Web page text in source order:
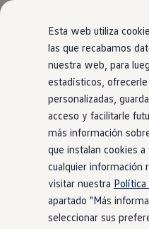
Esta web utiliza
las que recabamos
nuestra web, para
estadísticos,
personalizadas,
acceso y facilitarle
más información
que instalan cookies
cualquier información
visitar nuestra Política
apartado "Más
seleccionar sus
Ir
directamente
al contenido
Ir
directamente
al pie de
página
Nueva Caddy
Nueva Caddy
Nueva Caddy
Nueva California
Configura tu
Volkswagen de
Ofertas y promociones
Vehículos de
Renueva tu
Financiación
Concursos
Movilidad Eléctrica
Vehículos
Vehículos
Clientes
Actualiza tu
Vista general Acabados
Modelos
Modificar filtros